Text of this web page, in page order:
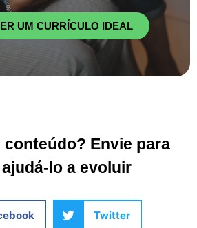
UM CURRÍCULO IDEAL
Envie para
lo a evoluir
Twitter